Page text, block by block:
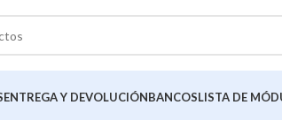
ENTREGA Y DEVOLUCIÓNBANCOSLISTA DE